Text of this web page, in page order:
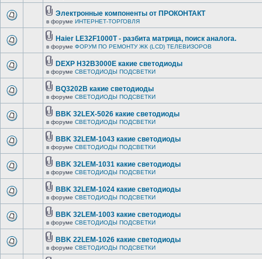
Электронные компоненты от ПРОКОНТАКТ
в форуме ИНТЕРНЕТ-ТОРГОВЛЯ
Haier LE32F1000T - разбита матрица, поиск аналога.
в форуме ФОРУМ ПО РЕМОНТУ ЖК (LCD) ТЕЛЕВИЗОРОВ
DEXP H32B3000E какие светодиоды
в форуме СВЕТОДИОДЫ ПОДСВЕТКИ
BQ3202B какие светодиоды
в форуме СВЕТОДИОДЫ ПОДСВЕТКИ
BBK 32LEX-5026 какие светодиоды
в форуме СВЕТОДИОДЫ ПОДСВЕТКИ
BBK 32LEM-1043 какие светодиоды
в форуме СВЕТОДИОДЫ ПОДСВЕТКИ
BBK 32LEM-1031 какие светодиоды
в форуме СВЕТОДИОДЫ ПОДСВЕТКИ
BBK 32LEM-1024 какие светодиоды
в форуме СВЕТОДИОДЫ ПОДСВЕТКИ
BBK 32LEM-1003 какие светодиоды
в форуме СВЕТОДИОДЫ ПОДСВЕТКИ
BBK 22LEM-1026 какие светодиоды
в форуме СВЕТОДИОДЫ ПОДСВЕТКИ